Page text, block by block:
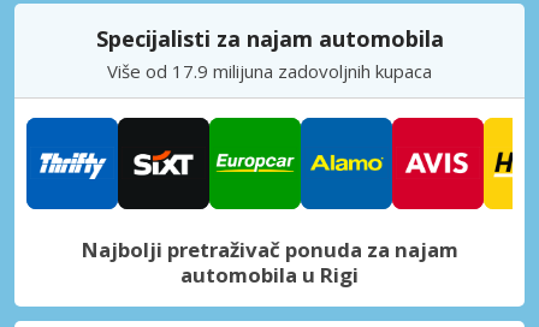
Specijalisti za najam automobila
Više od 17.9 milijuna zadovoljnih kupaca
Najbolji pretraživač ponuda za najam
automobila u Rigi